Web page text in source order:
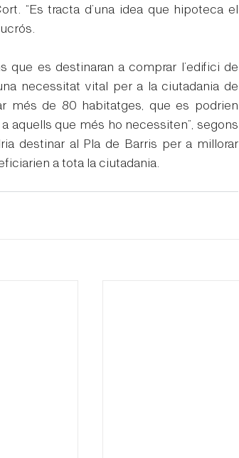
“Es tracta d’una idea que hipoteca el
es destinaran a comprar l’edifici de
necessitat vital per a la ciutadania de
més de 80 habitatges, que es podrien
aquells que més ho necessiten”, segons
destinar al Pla de Barris per a millorar
a tota la ciutadania.